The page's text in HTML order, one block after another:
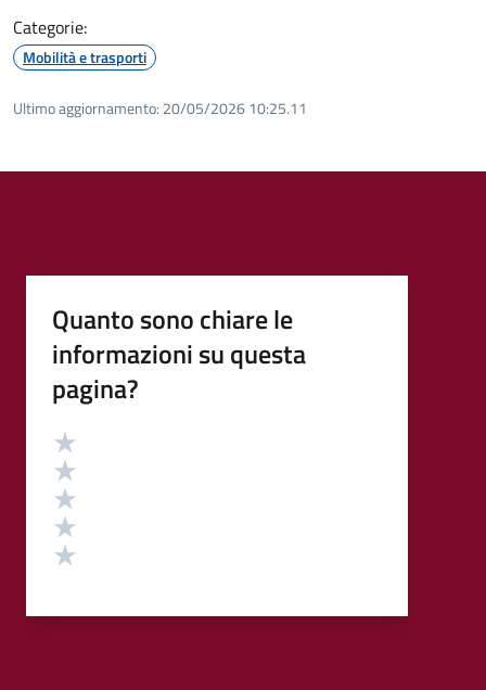
Categorie:
Mobilità e trasporti
Ultimo aggiornamento: 20/05/2026 10:25.11
Quanto sono chiare le
informazioni su questa
pagina?
Valutazione